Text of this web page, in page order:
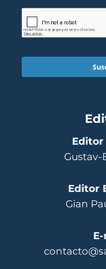
Editor
Gustav-
Editor
Gian